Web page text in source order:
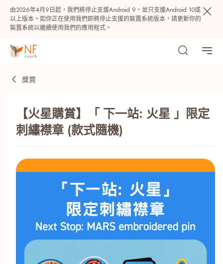
由2026年4月9日起，我們將停止支援Android 9，並只支援Android 10或
以上版本。如你正在使用我們即將停止支援的裝置系統版本，請更新你的
裝置系統以繼續使用我們的應用程式。
NF Points AIRSIDE
獎賞
【火星購賞】「 下一站: 火星 」限定
刺繡襟章 (款式隨機)